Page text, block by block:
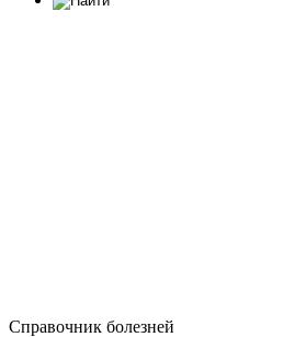
Справочник болезней